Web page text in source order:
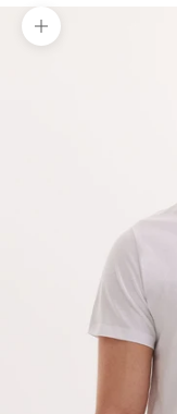
Yakınlaştır